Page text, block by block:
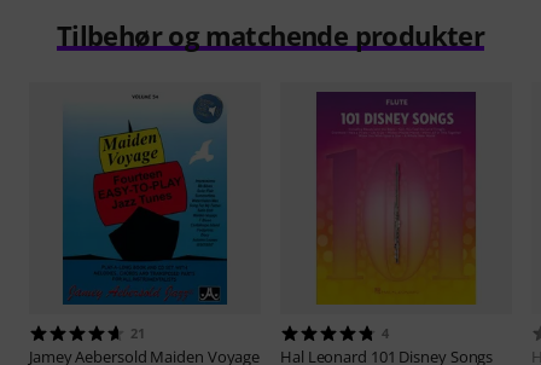
Tilbehør og matchende produkter
21
Jamey Aebersold Maiden Voyage
4
Hal Leonard 101 Disney Songs